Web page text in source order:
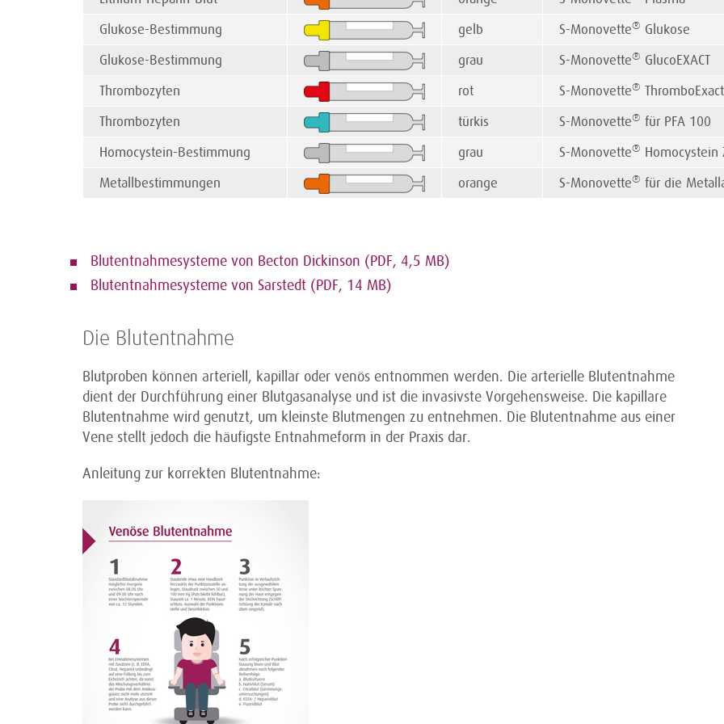
Glukose-Bestimmung
gelb S-Monovette® Glukose
Glukose-Bestimmung
grau S-Monovette® GlucoEXACT
Thrombozyten
rot S-Monovette® ThromboExact
Thrombozyten
türkis S-Monovette® für PFA 100
Homocystein-Bestimmung
grau S-Monovette® Homocystein
Metallbestimmungen
orange S-Monovette® für
Blutentnahmesysteme von Becton Dickinson (PDF, 4,5 MB)
Blutentnahmesysteme von Sarstedt (PDF, 14 MB)
Die Blutentnahme
Blutproben können arteriell, kapillar oder venös entnommen werden. Die arterielle Blutentnahme
dient der Durchführung einer Blutgasanalyse und ist die invasivste Vorgehensweise. Die kapillare
Blutentnahme wird genutzt, um kleinste Blutmengen zu entnehmen. Die Blutentnahme aus einer
Vene stellt jedoch die häufigste Entnahmeform in der Praxis dar.
Anleitung zur korrekten Blutentnahme: